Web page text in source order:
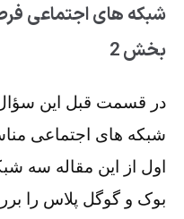
شبکه های اجتماعی
بخش 2
در قسمت قبل این
شبکه های اجتماعی
اول از این مقاله سه
بوک و گوگل پلاس را